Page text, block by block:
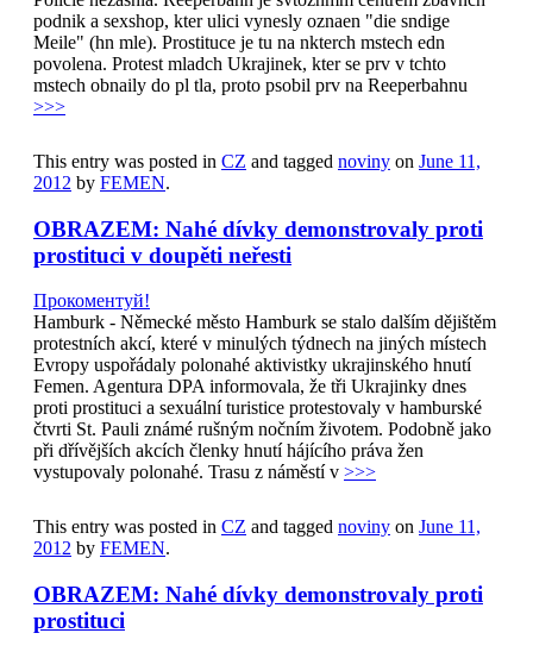
podnik a sexshop, kter ulici vynesly oznaen "die sndige
Meile" (hn mle). Prostituce je tu na nkterch mstech edn
povolena. Protest mladch Ukrajinek, kter se prv v tchto
mstech obnaily do pl tla, proto psobil prv na Reeperbahnu
>>>
This entry was posted in CZ and tagged noviny on June 11,
2012 by FEMEN.
OBRAZEM: Nahé dívky demonstrovaly proti
prostituci v doupěti neřesti
Прокоментуй!
Hamburk - Německé město Hamburk se stalo dalším dějištěm
protestních akcí, které v minulých týdnech na jiných místech
Evropy uspořádaly polonahé aktivistky ukrajinského hnutí
Femen. Agentura DPA informovala, že tři Ukrajinky dnes
proti prostituci a sexuální turistice protestovaly v hamburské
čtvrti St. Pauli známé rušným nočním životem. Podobně jako
při dřívějších akcích členky hnutí hájícího práva žen
vystupovaly polonahé. Trasu z náměstí v >>>
This entry was posted in CZ and tagged noviny on June 11,
2012 by FEMEN.
OBRAZEM: Nahé dívky demonstrovaly proti
prostituci